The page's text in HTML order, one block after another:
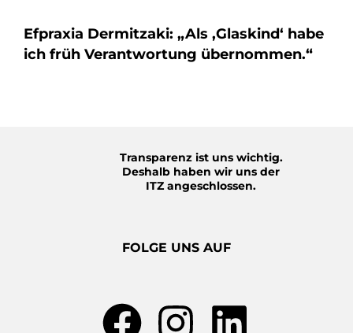
Efpraxia Dermitzaki: „Als ‚Glaskind‘ habe
ich früh Verantwortung übernommen.“
Transparenz ist uns wichtig.
Deshalb haben wir uns der
ITZ angeschlossen.
FOLGE UNS AUF
a
n
i